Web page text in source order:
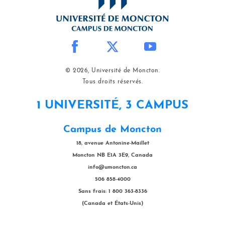
© 2026, Université de Moncton.
Tous droits réservés.
1 UNIVERSITÉ, 3 CAMPUS
Campus de Moncton
18, avenue Antonine-Maillet
Moncton NB E1A 3E9, Canada
info@umoncton.ca
506 858-4000
Sans frais: 1 800 363-8336
(Canada et États-Unis)